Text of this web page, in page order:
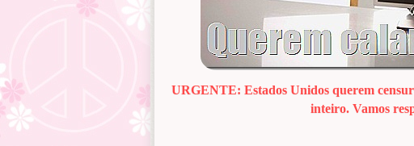
URGENTE: Estados Unidos querem
inteiro. Vamos